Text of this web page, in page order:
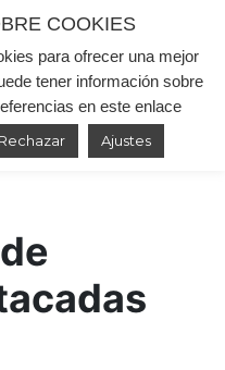
COOKIES
para ofrecer una mejor
tener información sobre
en este enlace
Rechazar Ajustes